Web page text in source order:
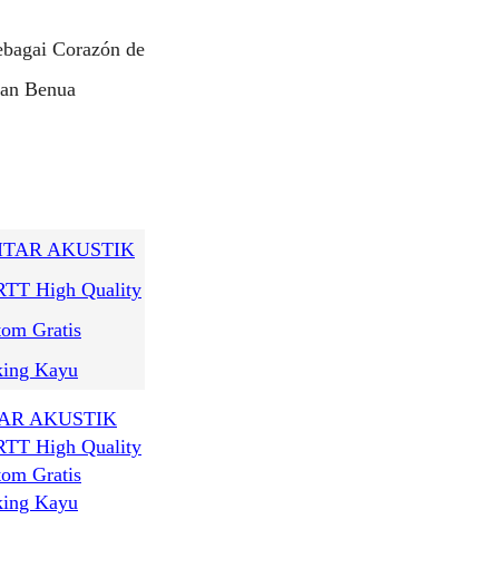
Corazón de
Benua
AKUSTIK
High Quality
Gratis
Kayu